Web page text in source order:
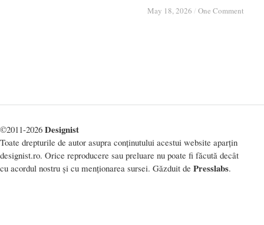
May 18, 2026 / One Comment
May 18, 2026 / One Comment
©2011-2026 Designist
Toate drepturile de autor asupra conținutului acestui website aparțin
designist.ro. Orice reproducere sau preluare nu poate fi făcută decât
cu acordul nostru și cu menționarea sursei. Găzduit de Presslabs.